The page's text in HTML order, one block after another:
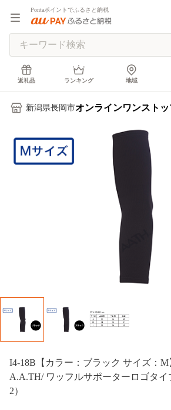
Pontaポイントでふるさと納税
返礼品 ランキング 地域
新潟県長岡市オンラインワンスト
I4-18B【カラー：ブラック サイズ：
A.A.TH/ ワッフルサポーターロゴタ
2）